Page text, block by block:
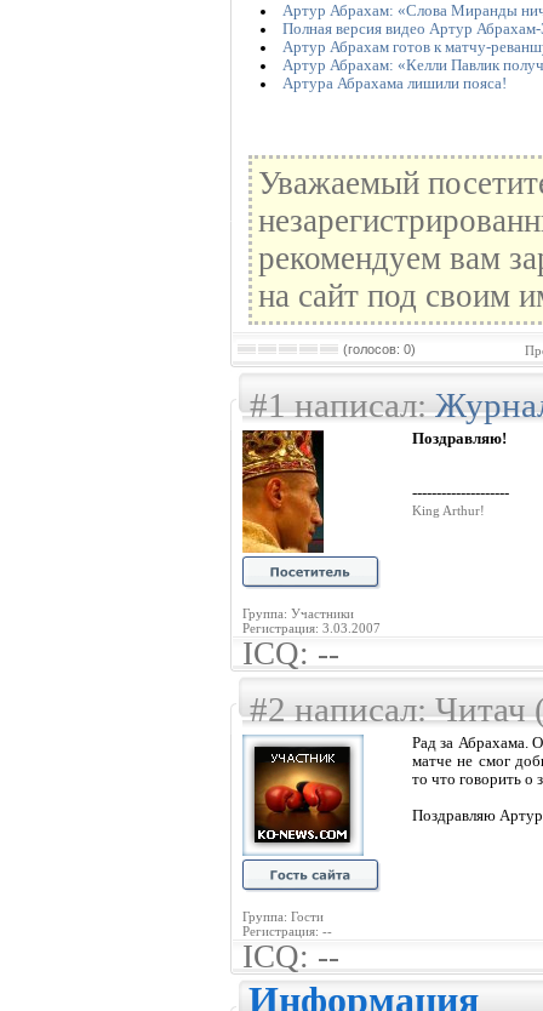
Артур Абрахам: «Слова Миранды
Полная версия видео Артур
Артур Абрахам готов к матчу-
Артур Абрахам: «Келли Павлик
Артура Абрахама лишили пояса!
Уважаемый
рекомендуем вам
на сайт под своим
(голосов: 0)
#1 написал:
Группа: Участники
Регистрация: 3.03.2007
Поздравляю!
--------------------
King Arthur!
ICQ: --
#2 написал:
Группа: Гости
Регистрация: --
Рад за Абрахама.
матче не смог
то что говорить о
Поздравляю
ICQ: --
Информация